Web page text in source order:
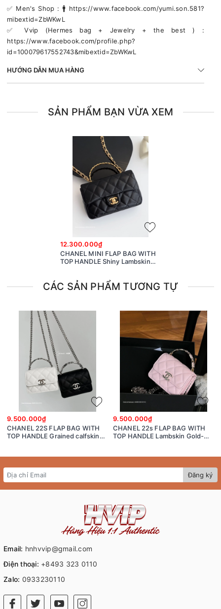
✅️ Men's Shop : 🚹 https://www.facebook.com/yumi.son.581?
mibextid=ZbWKwL
✅️ Vvip (Hermes bag + Jewelry + the best ) :
https://www.facebook.com/profile.php?
id=100079617552743&mibextid=ZbWKwL
HƯỚNG DẪN MUA HÀNG
SẢN PHẨM BẠN VỪA XEM
12.300.000₫
CHANEL MINI FLAP BAG WITH
TOP HANDLE Shiny Lambskin
CÁC SẢN PHẨM TƯƠNG TỰ
9.500.000₫
CHANEL 22S FLAP BAG WITH
TOP HANDLE Grained calfskin
9.500.000₫
CHANEL 22s FLAP BAG WITH
TOP HANDLE Lambskin Gold-
Đăng ký
Email: hnhvvip@gmail.com
Điện thoại: +8493 323 0110
Zalo: 0933230110